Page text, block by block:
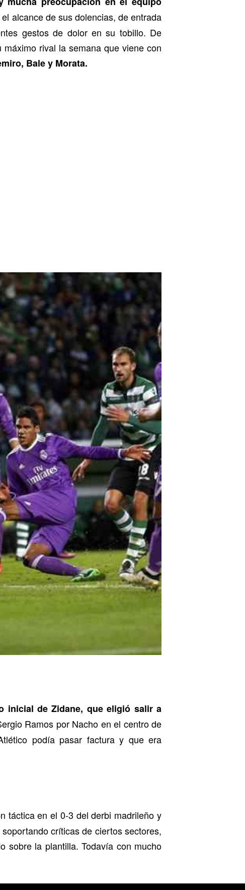
alcance de sus dolencias, de entrada
gestos de dolor en su tobillo. De
rival la semana que viene con
Bale y Morata.
inicial de Zidane, que eligió salir a
Ramos por Nacho en el centro de
podía pasar factura y que era
táctica en el 0-3 del derbi madrileño y
críticas de ciertos sectores,
sobre la plantilla. Todavía con mucho